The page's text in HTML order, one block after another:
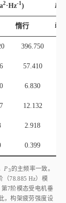
396.750
57.410
6.830
12.132
2.918
0.399
78.885 Hz）模
忽视。